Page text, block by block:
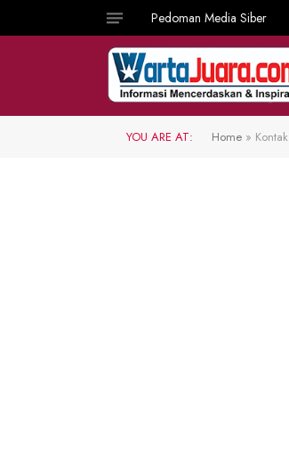
Pedoman Media Siber
YOU ARE AT: Home » Kontak